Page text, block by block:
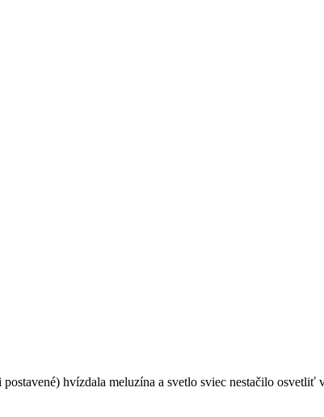
hvízdala meluzína a svetlo sviec nestačilo osvetliť